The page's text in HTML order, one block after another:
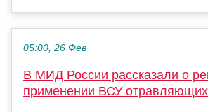
05:00, 26 Фев
В МИД России рассказали о
применении ВСУ